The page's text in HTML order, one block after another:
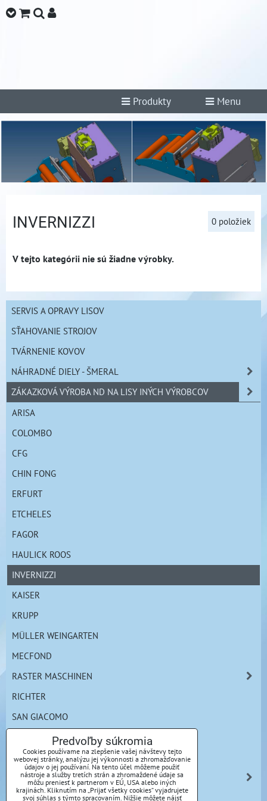
Produkty Menu
INVERNIZZI 0 položiek
SERVIS A OPRAVY LISOV
SŤAHOVANIE STROJOV
TVÁRNENIE KOVOV
NÁHRADNÉ DIELY - ŠMERAL
ZÁKAZKOVÁ VÝROBA ND NA LISY INÝCH VÝROBCOV
ARISA
COLOMBO
CFG
CHIN FONG
ERFURT
ETCHELES
FAGOR
HAULICK ROOS
INVERNIZZI
KAISER
KRUPP
MÜLLER WEINGARTEN
MECFOND
RASTER MASCHINEN
RICHTER
SAN GIACOMO
SEYI
YADON
KOVOBRÁBANIE A POVRCHOVÁ ÚPRAVA
Predvoľby súkromia
Cookies používame na zlepšenie vašej návštevy tejto
webovej stránky, analýzu jej výkonnosti a zhromažďovanie
údajov o jej používaní. Na tento účel môžeme použiť
nástroje a služby tretích strán a zhromaždené údaje sa
môžu preniesť k partnerom v EÚ, USA alebo iných
krajinách. Kliknutím na „Prijať všetky cookies“ vyjadrujete
svoj súhlas s týmto spracovaním. Nižšie môžete nájsť